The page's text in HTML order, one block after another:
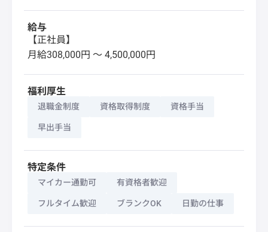
給与
【正社員】
月給308,000円 〜 4,500,000円
福利厚生
退職金制度 資格取得制度 資格手当
早出手当
特定条件
マイカー通勤可 有資格者歓迎
フルタイム歓迎 ブランクOK 日勤の仕事